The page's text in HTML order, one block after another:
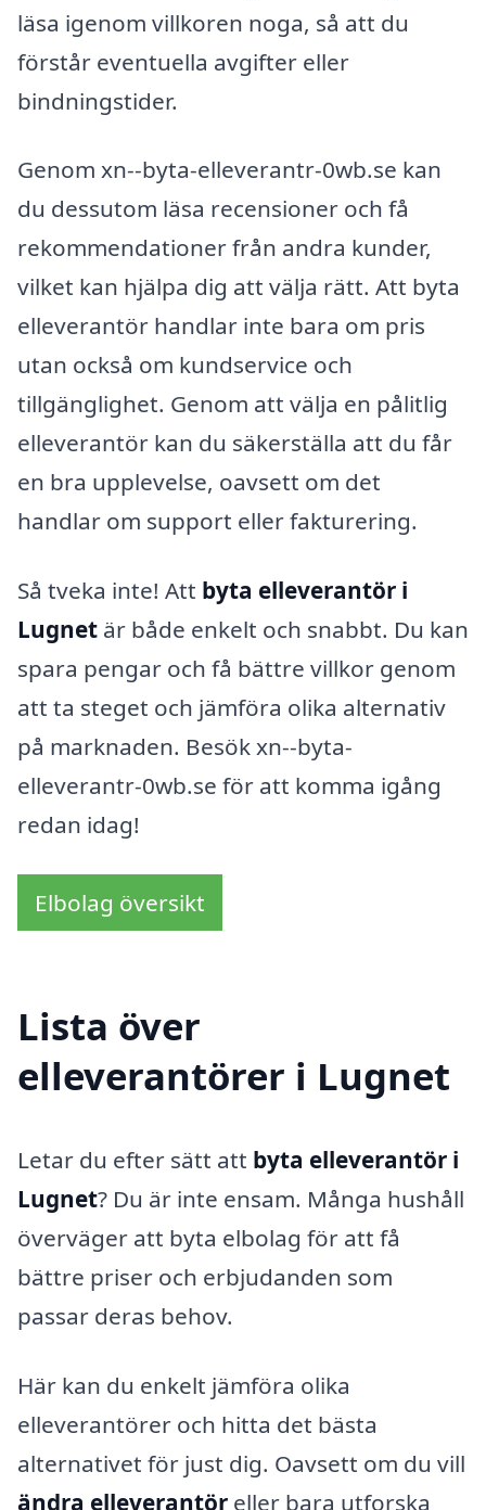
läsa igenom villkoren noga, så att du
förstår eventuella avgifter eller
bindningstider.
Genom xn--byta-elleverantr-0wb.se kan
du dessutom läsa recensioner och få
rekommendationer från andra kunder,
vilket kan hjälpa dig att välja rätt. Att byta
elleverantör handlar inte bara om pris
utan också om kundservice och
tillgänglighet. Genom att välja en pålitlig
elleverantör kan du säkerställa att du får
en bra upplevelse, oavsett om det
handlar om support eller fakturering.
Så tveka inte! Att byta elleverantör i
Lugnet är både enkelt och snabbt. Du kan
spara pengar och få bättre villkor genom
att ta steget och jämföra olika alternativ
på marknaden. Besök xn--byta-
elleverantr-0wb.se för att komma igång
redan idag!
Elbolag översikt
Lista över
elleverantörer i Lugnet
Letar du efter sätt att byta elleverantör i
Lugnet? Du är inte ensam. Många hushåll
överväger att byta elbolag för att få
bättre priser och erbjudanden som
passar deras behov.
Här kan du enkelt jämföra olika
elleverantörer och hitta det bästa
alternativet för just dig. Oavsett om du vill
ändra elleverantör eller bara utforska